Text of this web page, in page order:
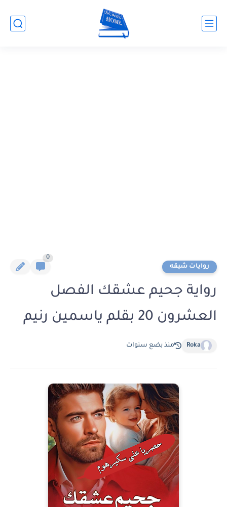
روايات شيقه
0
رواية جحيم عشقك الفصل
العشرون 20 بقلم ياسمين رنيم
Roka منذ بضع سنوات